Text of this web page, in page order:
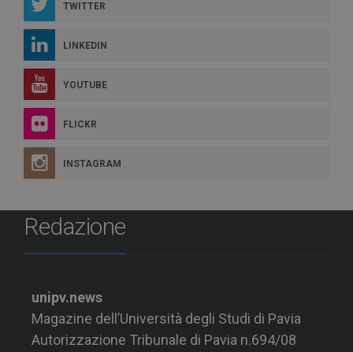
TWITTER
LINKEDIN
YOUTUBE
FLICKR
INSTAGRAM
Redazione
unipv.news
Magazine dell’Università degli Studi di Pavia
Autorizzazione Tribunale di Pavia n.694/08